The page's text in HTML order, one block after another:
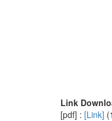
Link
[pdf] : [Link]